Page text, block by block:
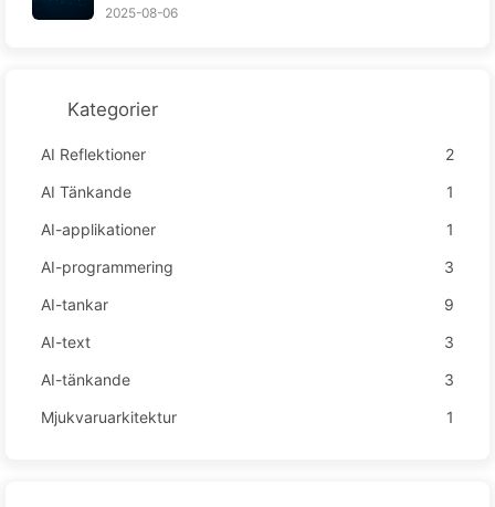
ort i alltid "glömmer" i kritiska stunder, medan ko
2025-08-06
Kategorier
AI Reflektioner
2
AI Tänkande
1
AI-applikationer
1
AI-programmering
3
AI-tankar
9
AI-text
3
AI-tänkande
3
Mjukvaruarkitektur
1